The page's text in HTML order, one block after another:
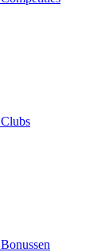
Clubs
Bonussen